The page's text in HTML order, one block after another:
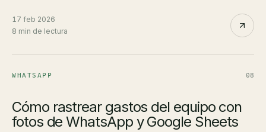
automáticamente en un dashboard en vivo.
17 feb 2026
8 min de lectura
WHATSAPP 08
Cómo rastrear gastos del equipo con
fotos de WhatsApp y Google Sheets